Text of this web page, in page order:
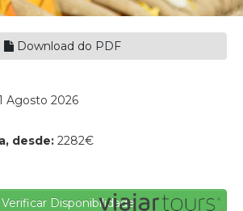
Download do PDF
Agosto 2026
desde: 2282€
Verificar Disponibilidade